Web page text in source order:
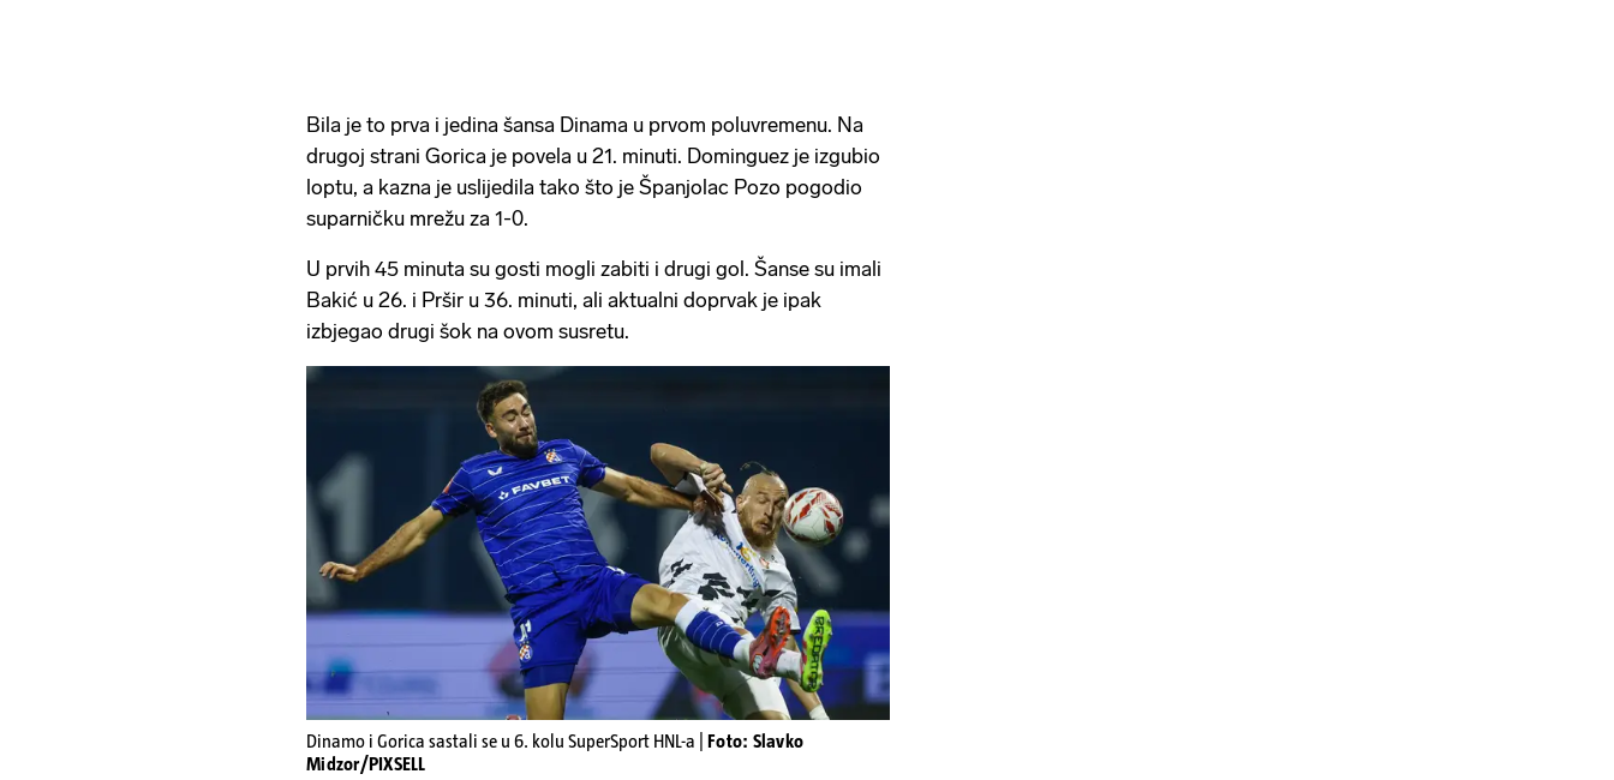
Bila je to prva i jedina šansa Dinama u prvom poluvremenu. Na
drugoj strani Gorica je povela u 21. minuti. Dominguez je izgubio
loptu, a kazna je uslijedila tako što je Španjolac Pozo pogodio
suparničku mrežu za 1-0.
U prvih 45 minuta su gosti mogli zabiti i drugi gol. Šanse su imali
Bakić u 26. i Pršir u 36. minuti, ali aktualni doprvak je ipak
izbjegao drugi šok na ovom susretu.
Dinamo i Gorica sastali se u 6. kolu SuperSport HNL-a | Foto: Slavko
Midzor/PIXSELL